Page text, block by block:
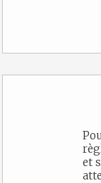
Pour assurer le succès d’une telle démarche, l'animateur rappelle les
et